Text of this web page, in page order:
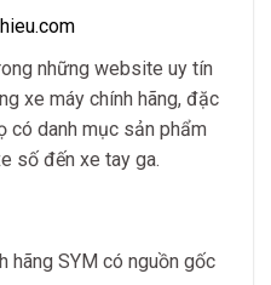
những website uy tín
xe máy chính hãng, đặc
có danh mục sản phẩm
số đến xe tay ga.
hãng SYM có nguồn gốc